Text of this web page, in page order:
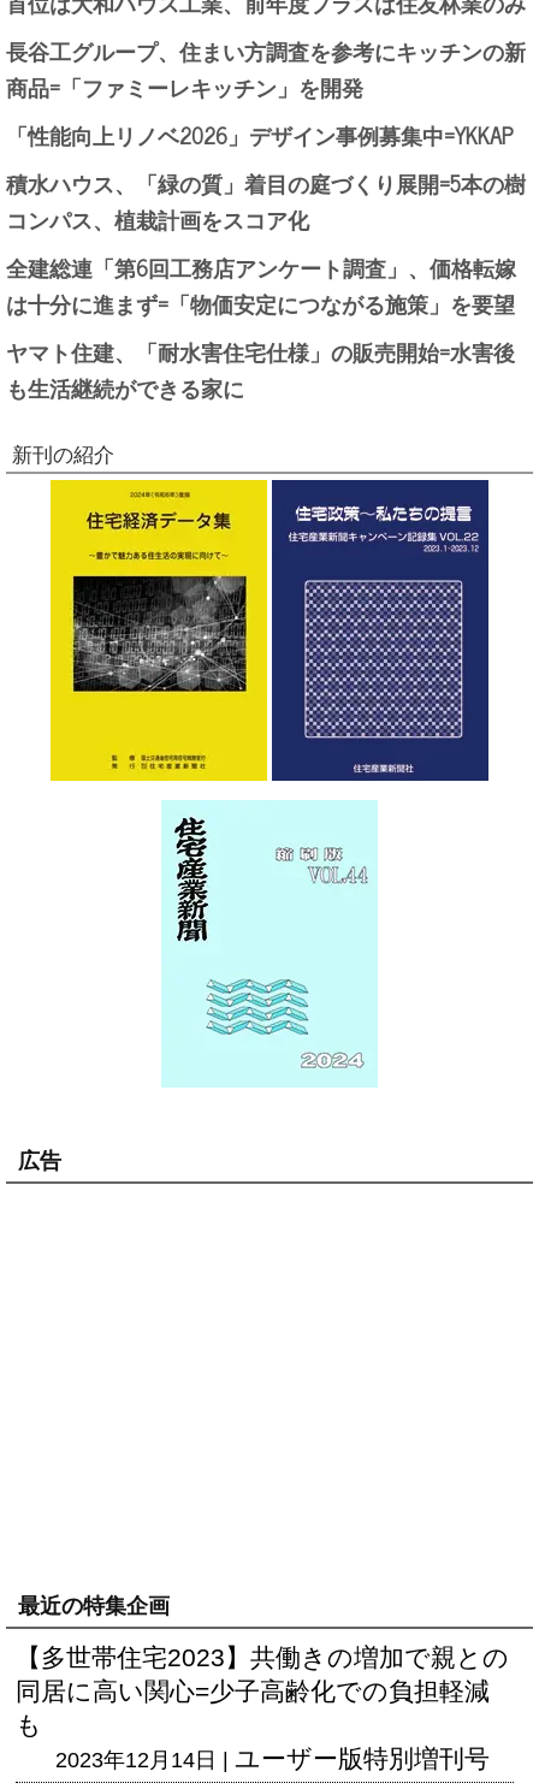
長谷工グループ、住まい方調査を参考にキッチンの新
商品=「ファミーレキッチン」を開発
「性能向上リノベ2026」デザイン事例募集中=YKKAP
積水ハウス、「緑の質」着目の庭づくり展開=5本の樹
コンパス、植栽計画をスコア化
全建総連「第6回工務店アンケート調査」、価格転嫁
は十分に進まず=「物価安定につながる施策」を要望
ヤマト住建、「耐水害住宅仕様」の販売開始=水害後
も生活継続ができる家に
新刊の紹介
広告
最近の特集企画
【多世帯住宅2023】共働きの増加で親との
同居に高い関心=少子高齢化での負担軽減
も
2023年12月14日 | ユーザー版特別増刊号